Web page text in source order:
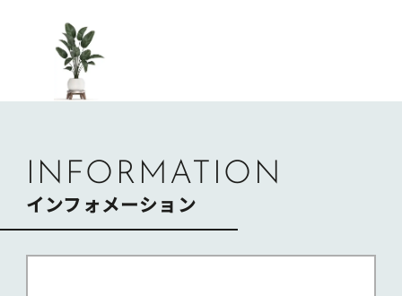
INFORMATION
インフォメーション